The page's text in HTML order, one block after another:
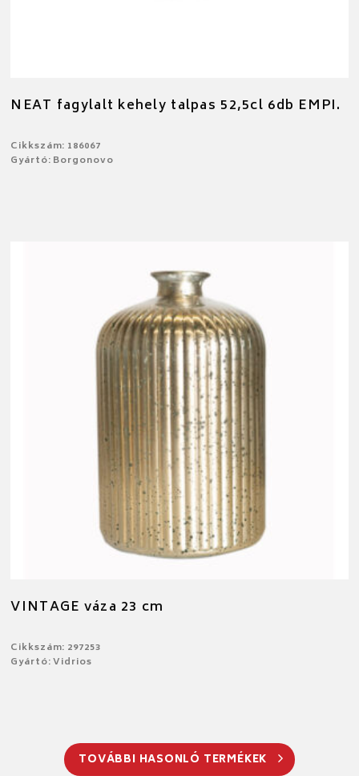
NEAT fagylalt kehely talpas 52,5cl 6db EMPI.
Cikkszám: 186067
Gyártó: Borgonovo
VINTAGE váza 23 cm
Cikkszám: 297253
Gyártó: Vidrios
TOVÁBBI HASONLÓ TERMÉKEK